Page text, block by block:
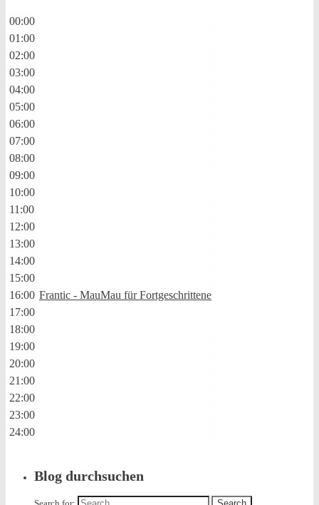
00:00
01:00
02:00
03:00
04:00
05:00
06:00
07:00
08:00
09:00
10:00
11:00
12:00
13:00
14:00
15:00
16:00 Frantic - MauMau für Fortgeschrittene
17:00
18:00
19:00
20:00
21:00
22:00
23:00
24:00
Blog durchsuchen